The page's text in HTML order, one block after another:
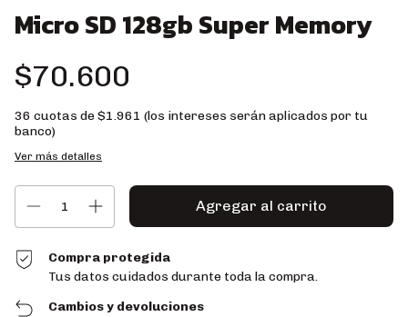
Micro SD 128gb Super Memory
$70.600
36 cuotas de$1.961 (los intereses serán aplicados por tu
banco)
Ver más detalles
Compra protegida
Tus datos cuidados durante toda la compra.
Cambios y devoluciones